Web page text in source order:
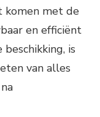
komen met de
en efficiënt
is
van alles